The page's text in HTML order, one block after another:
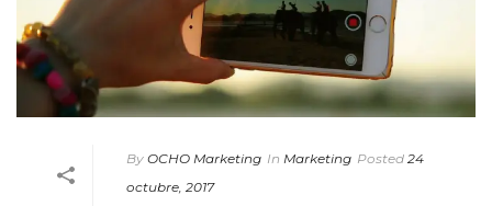
By OCHO Marketing In Marketing Posted 24
octubre, 2017